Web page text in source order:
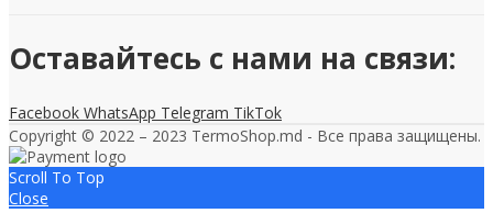
Оставайтесь с нами на связи:
Facebook WhatsApp Telegram TikTok
Copyright © 2022 – 2023 TermoShop.md - Все права защищены.
Scroll To Top
Close